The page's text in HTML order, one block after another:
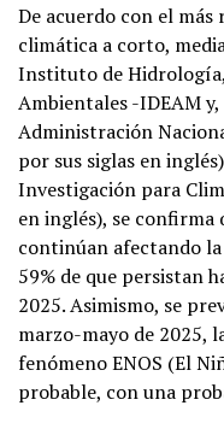
De acuerdo con el
climática a corto,
Instituto de
Ambientales -IDEAM
Administración
por sus siglas en
Investigación para
en inglés), se confirma
continúan afectando
59% de que persistan
2025. Asimismo, se
marzo-mayo de 2025,
fenómeno ENOS (El
probable, con una